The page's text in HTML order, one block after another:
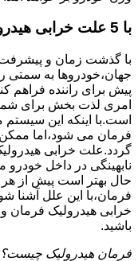
با 5 علت خرابی هیدرولیک فرمان آشنا شوید
با گذشت زمان و
جهان،خودروها به سمتی
پیش برای راننده فراهم
امری لذت بخش برای
است.با اینکه این
فرمان می شود،اما ممکن
گردد.علت خرابی
نابهینگی در داخل
حال بهتر است پیش از هر
خرابی هیدرولیک فرمان و
باشید.
فرمان هیدرولیک چیست؟